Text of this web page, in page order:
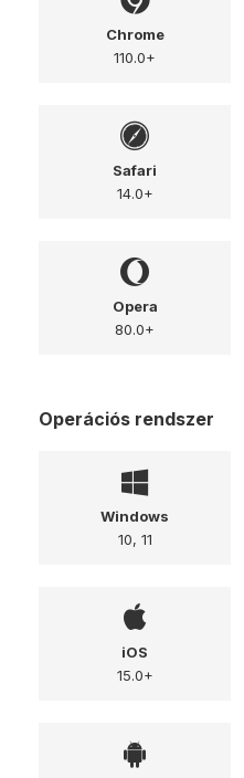
Chrome
110.0+
Safari
14.0+
Opera
80.0+
Operációs rendszer
Windows
10, 11
iOS
15.0+